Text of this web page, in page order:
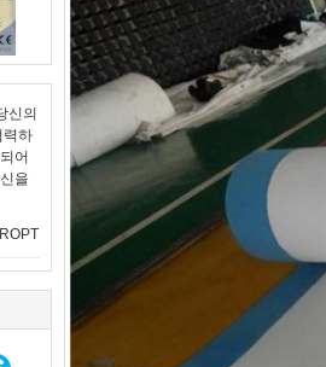
신의
력하
어
을